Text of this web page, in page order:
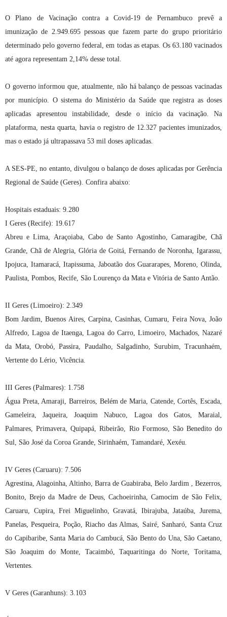
O Plano de Vacinação contra a Covid-19 de Pernambuco prevê a
imunização de 2.949.695 pessoas que fazem parte do grupo prioritário
determinado pelo governo federal, em todas as etapas. Os 63.180 vacinados
até agora representam 2,14% desse total.
O governo informou que, atualmente, não há balanço de pessoas vacinadas
por município. O sistema do Ministério da Saúde que registra as doses
aplicadas apresentou instabilidade, desde o início da vacinação. Na
plataforma, nesta quarta, havia o registro de 12.327 pacientes imunizados,
mas o estado já ultrapassava 53 mil doses aplicadas.
A SES-PE, no entanto, divulgou o balanço de doses aplicadas por Gerência
Regional de Saúde (Geres). Confira abaixo:
Hospitais estaduais: 9.280
I Geres (Recife): 19.617
Abreu e Lima, Araçoiaba, Cabo de Santo Agostinho, Camaragibe, Chã
Grande, Chã de Alegria, Glória de Goitá, Fernando de Noronha, Igarassu,
Ipojuca, Itamaracá, Itapissuma, Jaboatão dos Guararapes, Moreno, Olinda,
Paulista, Pombos, Recife, São Lourenço da Mata e Vitória de Santo Antão.
II Geres (Limoeiro): 2.349
Bom Jardim, Buenos Aires, Carpina, Casinhas, Cumaru, Feira Nova, João
Alfredo, Lagoa de Itaenga, Lagoa do Carro, Limoeiro, Machados, Nazaré
da Mata, Orobó, Passira, Paudalho, Salgadinho, Surubim, Tracunhaém,
Vertente do Lério, Vicência.
III Geres (Palmares): 1.758
Água Preta, Amaraji, Barreiros, Belém de Maria, Catende, Cortês, Escada,
Gameleira, Jaqueira, Joaquim Nabuco, Lagoa dos Gatos, Maraial,
Palmares, Primavera, Quipapá, Ribeirão, Rio Formoso, São Benedito do
Sul, São José da Coroa Grande, Sirinhaém, Tamandaré, Xexéu.
IV Geres (Caruaru): 7.506
Agrestina, Alagoinha, Altinho, Barra de Guabiraba, Belo Jardim , Bezerros,
Bonito, Brejo da Madre de Deus, Cachoeirinha, Camocim de São Felix,
Caruaru, Cupira, Frei Miguelinho, Gravatá, Ibirajuba, Jataúba, Jurema,
Panelas, Pesqueira, Poção, Riacho das Almas, Sairé, Sanharó, Santa Cruz
do Capibaribe, Santa Maria do Cambucá, São Bento do Una, São Caetano,
São Joaquim do Monte, Tacaimbó, Taquaritinga do Norte, Toritama,
Vertentes.
V Geres (Garanhuns): 3.103